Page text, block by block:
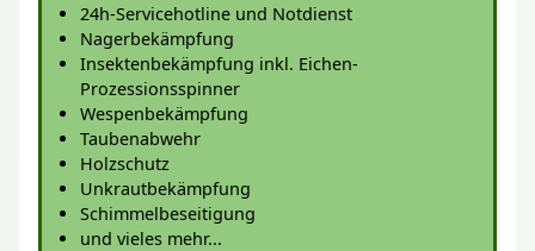
24h-Servicehotline und Notdienst
Nagerbekämpfung
Insektenbekämpfung inkl. Eichen-
Prozessionsspinner
Wespenbekämpfung
Taubenabwehr
Holzschutz
Unkrautbekämpfung
Schimmelbeseitigung
und vieles mehr...